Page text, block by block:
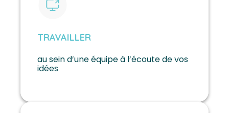
TRAVAILLER
au sein d’une équipe à l’écoute de vos
idées